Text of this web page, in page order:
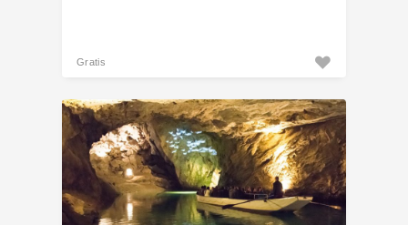
Gratis